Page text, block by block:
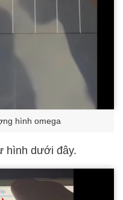
hình omega
hình dưới đây.